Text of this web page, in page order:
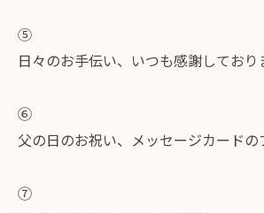
⑤
日々のお手伝い、いつも感謝しており
⑥
父の日のお祝い、メッセージカードの
⑦